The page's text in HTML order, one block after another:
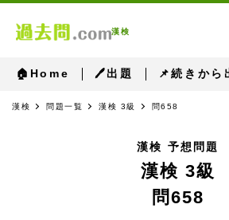
漢検
🏠Home 🖊出題 📌続きから
漢検 問題一覧 漢検 3級 問658
漢検 予想問題
漢検 3級
問658